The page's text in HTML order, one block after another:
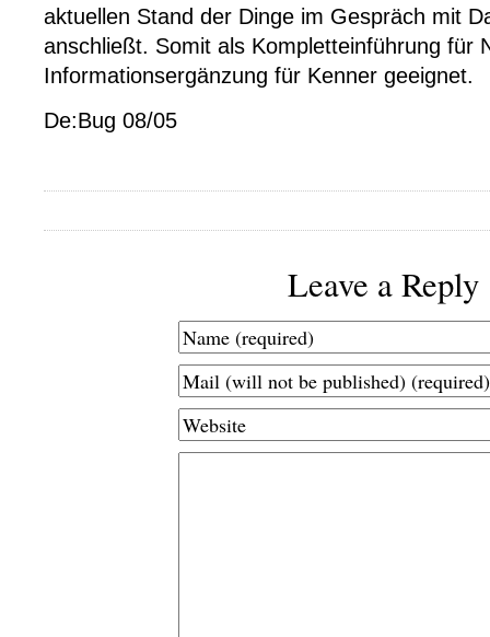
aktuellen Stand der Dinge im Gespräch mit
anschließt. Somit als Kompletteinführung für
Informationsergänzung für Kenner geeignet.
De:Bug 08/05
Leave a Reply